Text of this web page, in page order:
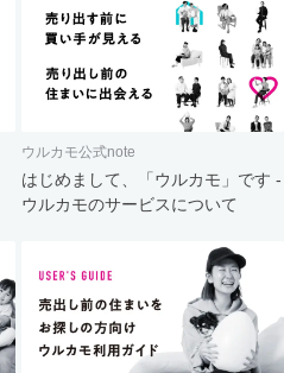
ウルカモ公式note
はじめまして、「ウルカモ」です -
ウルカモのサービスについて